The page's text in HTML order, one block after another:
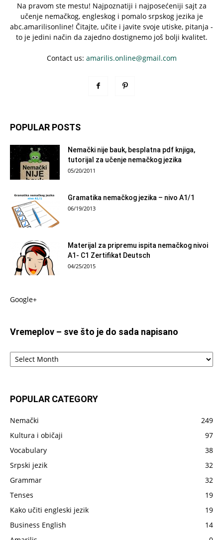
Na pravom ste mestu! Najpoznatiji i najposećeniji sajt za
učenje nemačkog, engleskog i pomalo srpskog jezika je
abc.amarilisonline! Čitajte, učite i javite svoje utiske, pitanja -
to je jedini način da zajedno dostignemo još bolji kvalitet.
Contact us: amarilis.online@gmail.com
POPULAR POSTS
Nemački nije bauk, besplatna pdf knjiga,
tutorijal za učenje nemačkog jezika
05/20/2011
Gramatika nemačkog jezika – nivo A1/1
06/19/2013
Materijal za pripremu ispita nemačkog nivoi
A1- C1 Zertifikat Deutsch
04/25/2015
Google+
Vremeplov – sve što je do sada napisano
Vremeplov
do
napisano
POPULAR CATEGORY
Nemački
249
Kultura i običaji
97
Vocabulary
38
Srpski jezik
32
Grammar
32
Tenses
19
Kako učiti engleski jezik
19
Business English
14